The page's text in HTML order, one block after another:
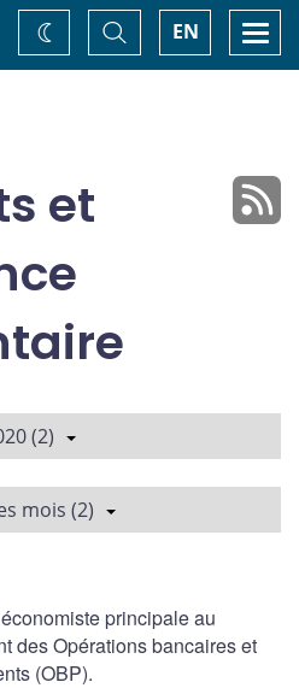
EN
Basculer
la
recherche
Changez
de
et
(2)
mois (2)
principale au
des Opérations bancaires et
(OBP).